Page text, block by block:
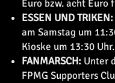
Euro bzw. acht Euro
ESSEN UND TRIKEN:
am Samstag um
Kioske um 13:30 Uhr.
FANMARSCH: Unter
FPMG Supporters